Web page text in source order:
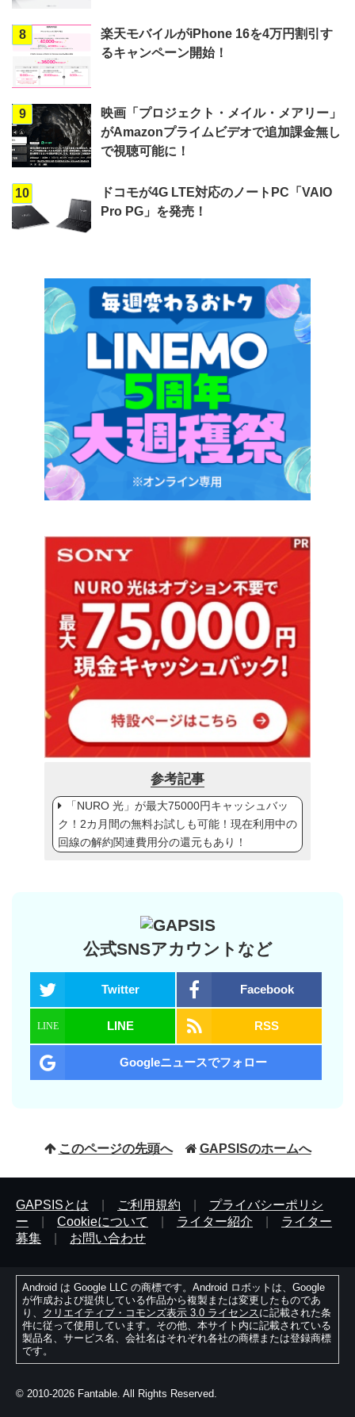
8
楽天モバイルがiPhone 16を4万円割引す
るキャンペーン開始！
9
映画「プロジェクト・メイル・メアリー」
がAmazonプライムビデオで追加課金無し
で視聴可能に！
10
ドコモが4G LTE対応のノートPC「VAIO
Pro PG」を発売！
参考記事
「NURO 光」が最大75000円キャッシュバッ
ク！2カ月間の無料お試しも可能！現在利用中の
回線の解約関連費用分の還元もあり！
公式SNSアカウントなど
Twitter Facebook
LINE RSS
Googleニュースでフォロー
このページの先頭へ GAPSISのホームへ
GAPSISとは ご利用規約
プライバシーポリシ
ー
Cookieについて ライター紹介
ライター
募集
お問い合わせ
Android は Google LLC の商標です。Android ロボットは、Google
が作成および提供している作品から複製または変更したものであ
り、 クリエイティブ・コモンズ表示 3.0 ライセンスに記載された条
件に従って使用しています。その他、本サイト内に記載されている
製品名、サービス名、会社名はそれぞれ各社の商標または登録商標
です。
© 2010-2026 Fantable. All Rights Reserved.